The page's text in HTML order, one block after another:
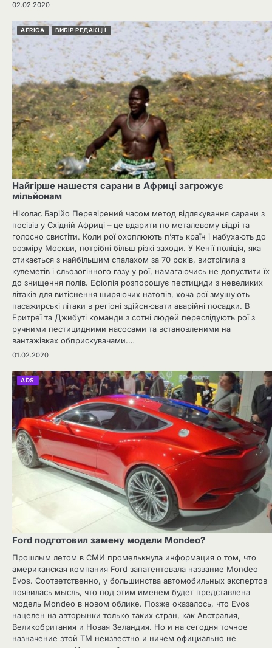
02.02.2020
AFRICA ВИБІР РЕДАКЦІЇ
Найгірше нашестя сарани в Африці загрожує
мільйонам
Ніколас Барійо Перевірений часом метод відлякування сарани з
посівів у Східній Африці – це вдарити по металевому відрі та
голосно свистіти. Коли рої охоплюють п’ять країн і набухають до
розміру Москви, потрібні більш різкі заходи. У Кенії поліція, яка
стикається з найбільшим спалахом за 70 років, вистрілила з
кулеметів і сльозогінного газу у рої, намагаючись не допустити їх
до знищення полів. Ефіопія розпорошує пестициди з невеликих
літаків для витіснення ширяючих натопів, хоча рої змушують
пасажирські літаки в регіоні здійснювати аварійні посадки. В
Еритреї та Джибуті команди з сотні людей переслідують рої з
ручними пестицидними насосами та встановленими на
вантажівках обприскувачами.…
01.02.2020
ADS
Ford подготовил замену модели Mondeo?
Прошлым летом в СМИ промелькнула информация о том, что
американская компания Ford запатентовала название Mondeo
Evos. Соответственно, у большинства автомобильных экспертов
появилась мысль, что под этим именем будет представлена
модель Mondeo в новом облике. Позже оказалось, что Evos
нацелен на авторынки только таких стран, как Австралия,
Великобритания и Новая Зеландия. Но и на сегодня точное
назначение этой ТМ неизвестно и ничем официально не